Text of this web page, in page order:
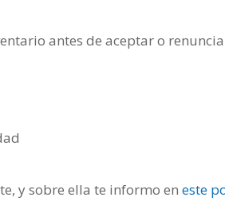
antes de aceptar o
y sobre ella te informo eneste